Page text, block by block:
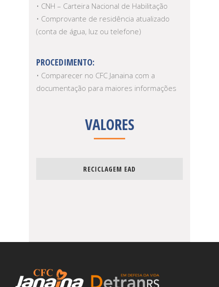
• CNH – Carteira Nacional de Habilitação
• Comprovante de residência atualizado
(conta de água, luz ou telefone)
PROCEDIMENTO:
• Comparecer no CFC Janaina com a
documentação para maiores informações
VALORES
RECICLAGEM EAD